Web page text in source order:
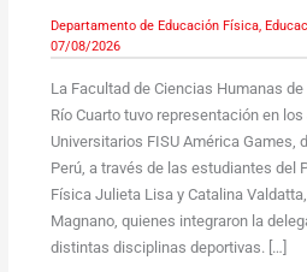
Departamento de Educación Física,
07/08/2026
La Facultad de Ciencias Humanas
Río Cuarto tuvo representación en
Universitarios FISU América Games,
Perú, a través de las estudiantes del
Física Julieta Lisa y Catalina
Magnano, quienes integraron la
distintas disciplinas deportivas. […]